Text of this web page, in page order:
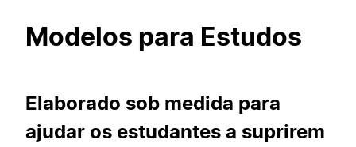
Modelos para Estudos
Elaborado sob medida para
ajudar os estudantes a suprirem